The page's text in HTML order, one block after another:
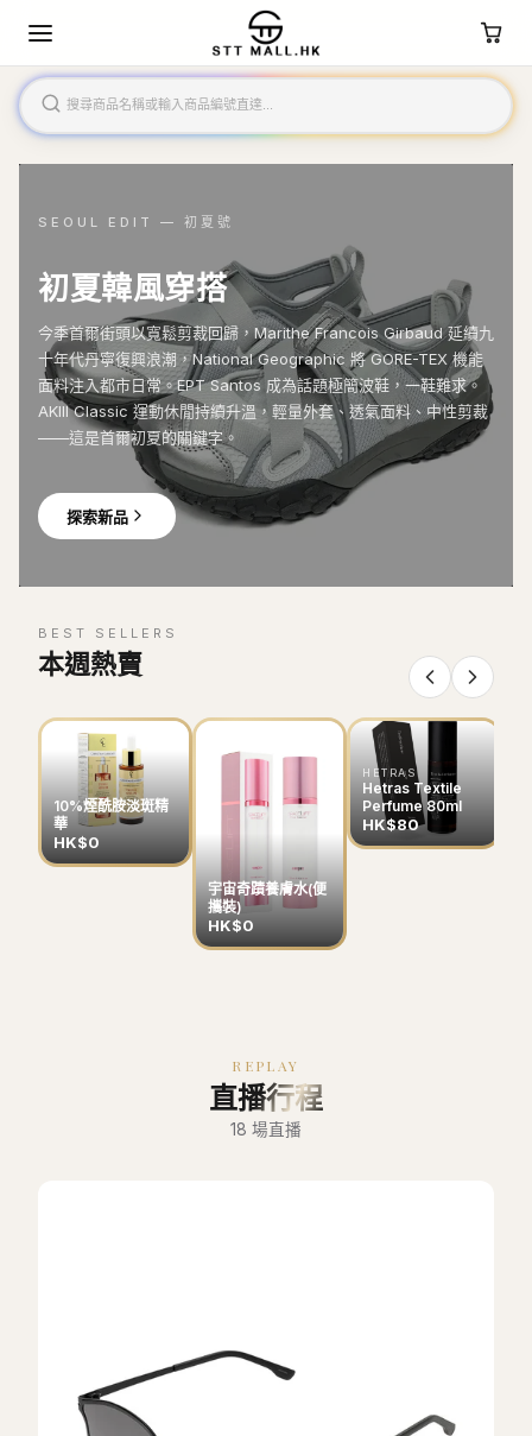
SEOUL EDIT — 初夏號
初夏韓風穿搭
今季首爾街頭以寬鬆剪裁回歸，Marithe Francois Girbaud 延續九
十年代丹寧復興浪潮，National Geographic 將 GORE-TEX 機能
面料注入都市日常。EPT Santos 成為話題極簡波鞋，一鞋難求。
AKIII Classic 運動休閒持續升溫，輕量外套、透氣面料、中性剪裁
——這是首爾初夏的關鍵字。
探索新品
BEST SELLERS
本週熱賣
10%煙酰胺淡斑精
華
HK$0
宇宙奇蹟養膚水(便
攜裝)
HK$0
HETRAS
Hetras Textile
Perfume 80ml
HK$80
REPLAY
直播行程
18 場直播